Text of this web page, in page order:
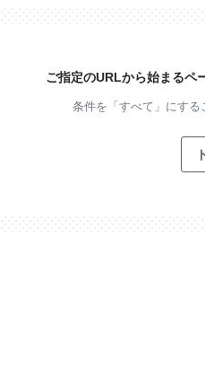
ご指定のURLから始まるペ
条件を「すべて」にする